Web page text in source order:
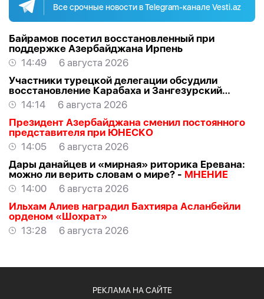
Все срочные новости в Telegram-канале Vesti.az
Байрамов посетил восстановленный при
поддержке Азербайджана Ирпень
14:49
6 августа 2026
Участники турецкой делегации обсудили
восстановление Карабаха и Зангезурский
коридор
14:14
6 августа 2026
Президент Азербайджана сменил постоянного
представителя при ЮНЕСКО
14:05
6 августа 2026
Дары данайцев и «мирная» риторика Еревана:
можно ли верить словам о мире? - МНЕНИЕ
14:00
6 августа 2026
Ильхам Алиев наградил Бахтияра Асланбейли
орденом «Шохрат»
13:28
6 августа 2026
РЕКЛАМА НА САЙТЕ